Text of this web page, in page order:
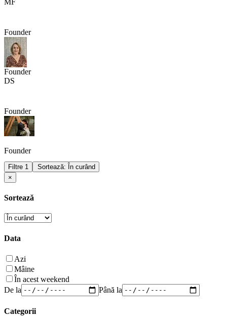
Founder
Founder
DS
Founder
Founder
Filtre 1
Sortează: În curând
×
Sortează
Data
Azi
Mâine
În acest weekend
De la
Până la
Categorii